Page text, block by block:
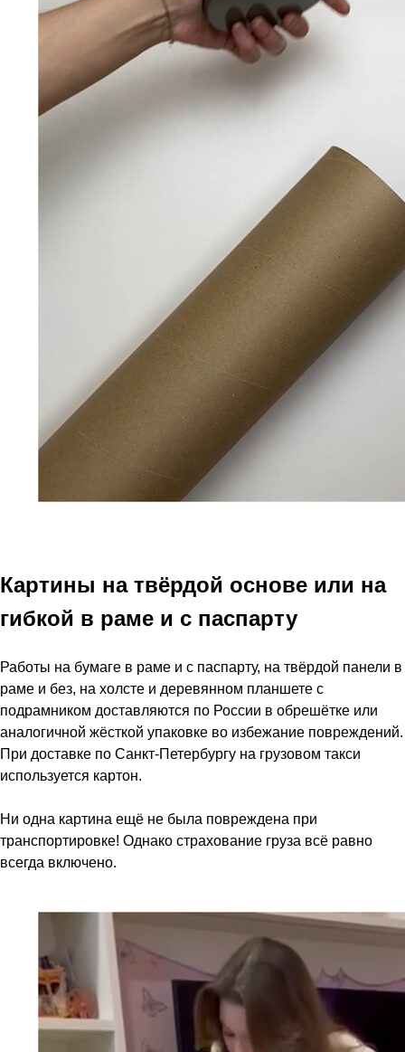
Картины на твёрдой основе или на
гибкой в раме и с паспарту
Работы на бумаге в раме и с паспарту, на твёрдой панели в
раме и без, на холсте и деревянном планшете с
подрамником доставляются по России в обрешётке или
аналогичной жёсткой упаковке во избежание повреждений.
При доставке по Санкт-Петербургу на грузовом такси
используется картон.
Ни одна картина ещё не была повреждена при
транспортировке! Однако страхование груза всё равно
всегда включено.